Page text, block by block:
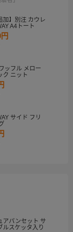
加】別注 カウレ
A4トート
ッフル メロー
ク ニット
サイド フリ
アパンセット サ
ルスケッタ入り